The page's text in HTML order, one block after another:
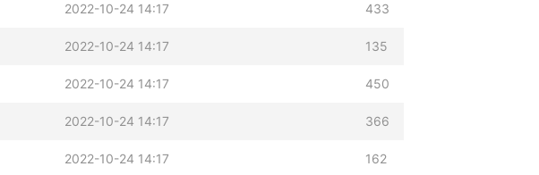
2022-10-24 14:17 433
2022-10-24 14:17 135
2022-10-24 14:17 450
2022-10-24 14:17 366
2022-10-24 14:17 162